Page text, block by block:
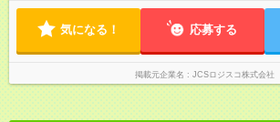
気になる！ 応募する
掲載元企業名 JCSロジスコ株式会社